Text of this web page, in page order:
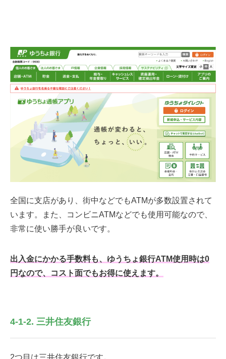
全国に支店があり、街中などでもATMが多数設置されて
います。また、コンビニATMなどでも使用可能なので、
非常に使い勝手が良いです。
出入金にかかる手数料も、ゆうちょ銀行ATM使用時は0
円なので、コスト面でもお得に使えます。
4-1-2. 三井住友銀行
2つ目は三井住友銀行です。